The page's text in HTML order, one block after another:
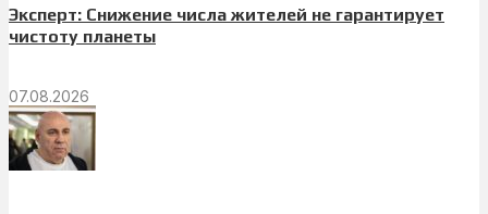
Эксперт: Снижение числа жителей не гарантирует
чистоту планеты
07.08.2026